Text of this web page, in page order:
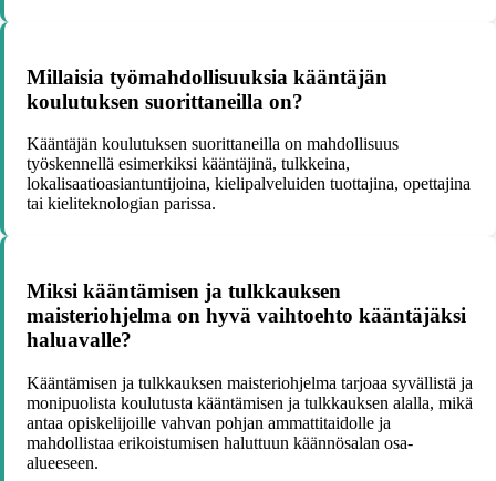
Millaisia työmahdollisuuksia kääntäjän
koulutuksen suorittaneilla on?
Kääntäjän koulutuksen suorittaneilla on mahdollisuus
työskennellä esimerkiksi kääntäjinä, tulkkeina,
lokalisaatioasiantuntijoina, kielipalveluiden tuottajina, opettajina
tai kieliteknologian parissa.
Miksi kääntämisen ja tulkkauksen
maisteriohjelma on hyvä vaihtoehto kääntäjäksi
haluavalle?
Kääntämisen ja tulkkauksen maisteriohjelma tarjoaa syvällistä ja
monipuolista koulutusta kääntämisen ja tulkkauksen alalla, mikä
antaa opiskelijoille vahvan pohjan ammattitaidolle ja
mahdollistaa erikoistumisen haluttuun käännösalan osa-
alueeseen.